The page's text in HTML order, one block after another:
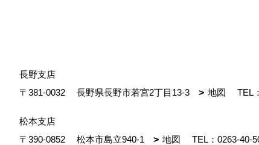
長野支店
〒381-0032
長野県長野市若宮2丁目13-3 地図 TEL：
松本支店
〒390-0852
松本市島立940-1 地図 TEL： 0263-40-